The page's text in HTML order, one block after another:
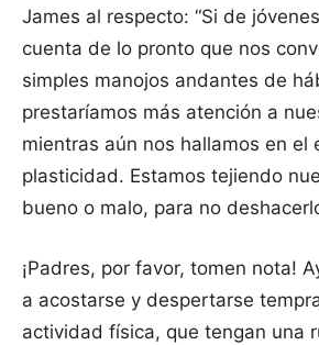
James al respecto: “Si de
cuenta de lo pronto que nos
simples manojos andantes de
prestaríamos más atención a
mientras aún nos hallamos en el
plasticidad. Estamos tejiendo
bueno o malo, para no
¡Padres, por favor, tomen nota!
a acostarse y despertarse
actividad física, que tengan una